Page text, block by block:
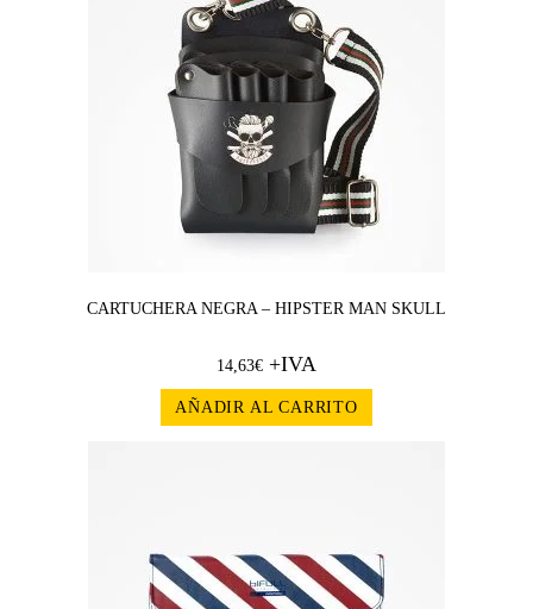
CARTUCHERA NEGRA – HIPSTER MAN SKULL
14,63€ +IVA
AÑADIR AL CARRITO